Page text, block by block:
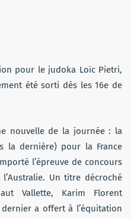
pour le judoka Loïc Pietri,
été sorti dès les 16e de
nouvelle de la journée : la
la dernière) pour la France
l’épreuve de concours
Un titre décroché
Vallette, Karim Florent
a offert à l’équitation